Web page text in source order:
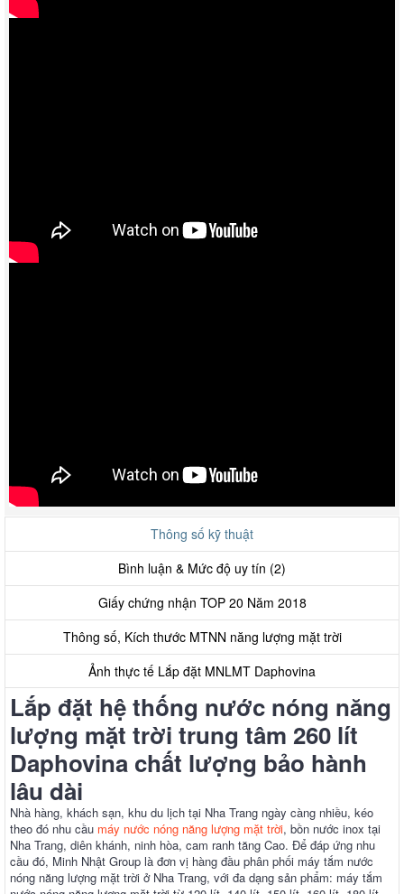
Thông số kỹ thuật
Bình luận & Mức độ uy tín (2)
Giấy chứng nhận TOP 20 Năm 2018
Thông số, Kích thước MTNN năng lượng mặt trời
Ảnh thực tế Lắp đặt MNLMT Daphovina
Lắp đặt hệ thống nước nóng năng
lượng mặt trời trung tâm 260 lít
Daphovina chất lượng bảo hành
lâu dài
Nhà hàng, khách sạn, khu du lịch tại Nha Trang ngày càng nhiều, kéo
theo đó nhu cầu máy nước nóng năng lượng mặt trời, bồn nước inox tại
Nha Trang, diên khánh, ninh hòa, cam ranh tăng Cao. Để đáp ứng nhu
cầu đó, Minh Nhật Group là đơn vị hàng đầu phân phối máy tắm nước
nóng năng lượng mặt trời ở Nha Trang, với đa dạng sản phẩm: máy tắm